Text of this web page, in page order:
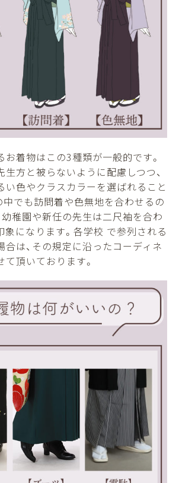
着物はこの3種類が一般的です。
方と被らないように配慮しつつ、
い色やクラスカラーを選ばれること
中でも訪問着や色無地を合わせるの
幼稚園や新任の先生は二尺袖を合わ
象になります。各学校 で参列される
合は、その規定に沿ったコーディネ
頂いております。